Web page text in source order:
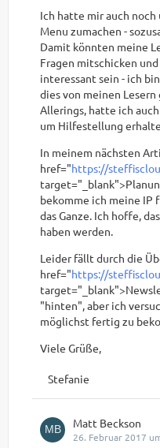
Ich hatte mir auch
Menu zumachen -
Damit könnten meine
Fragen mitschicken
interessant sein - ich
dies von meinen
Allerings, hatte ich
um Hilfestellung
In meinem nächsten
href="https://
bekomme ich meine IP
das Ganze. Ich hoffe,
haben werden.
Leider fällt durch die
href="https://
"hinten", aber ich
möglichst fertig zu
Viele Grüße,
Stefanie
Matt Beckson
26. Februar 2017